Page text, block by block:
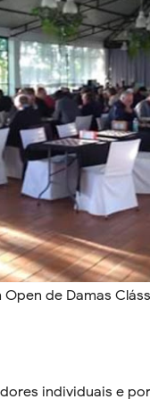
de Damas
individuais e